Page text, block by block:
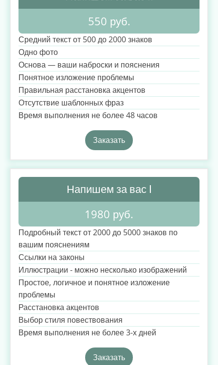
550 руб.
Средний текст от 500 до 2000 знаков
Одно фото
Основа — ваши наброски и пояснения
Понятное изложение проблемы
Правильная расстановка акцентов
Отсутствие шаблонных фраз
Время выполнения не более 48 часов
Заказать
Напишем за вас I
1980 руб.
Подробный текст от 2000 до 5000 знаков по
вашим пояснениям
Ссылки на законы
Иллюстрации - можно несколько изображений
Простое, логичное и понятное изложение
проблемы
Расстановка акцентов
Выбор стиля повествования
Время выполнения не более 3-х дней
Заказать